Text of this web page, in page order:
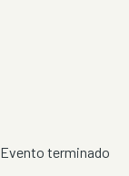
Evento terminado